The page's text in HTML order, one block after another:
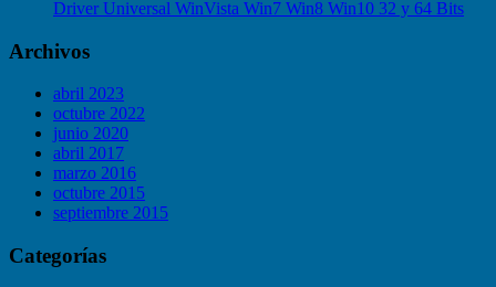
Driver Universal WinVista Win7 Win8 Win10 32 y 64 Bits
Archivos
abril 2023
octubre 2022
junio 2020
abril 2017
marzo 2016
octubre 2015
septiembre 2015
Categorías